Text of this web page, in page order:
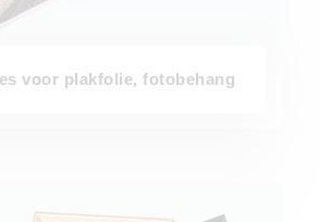
voor plakfolie, fotobehang